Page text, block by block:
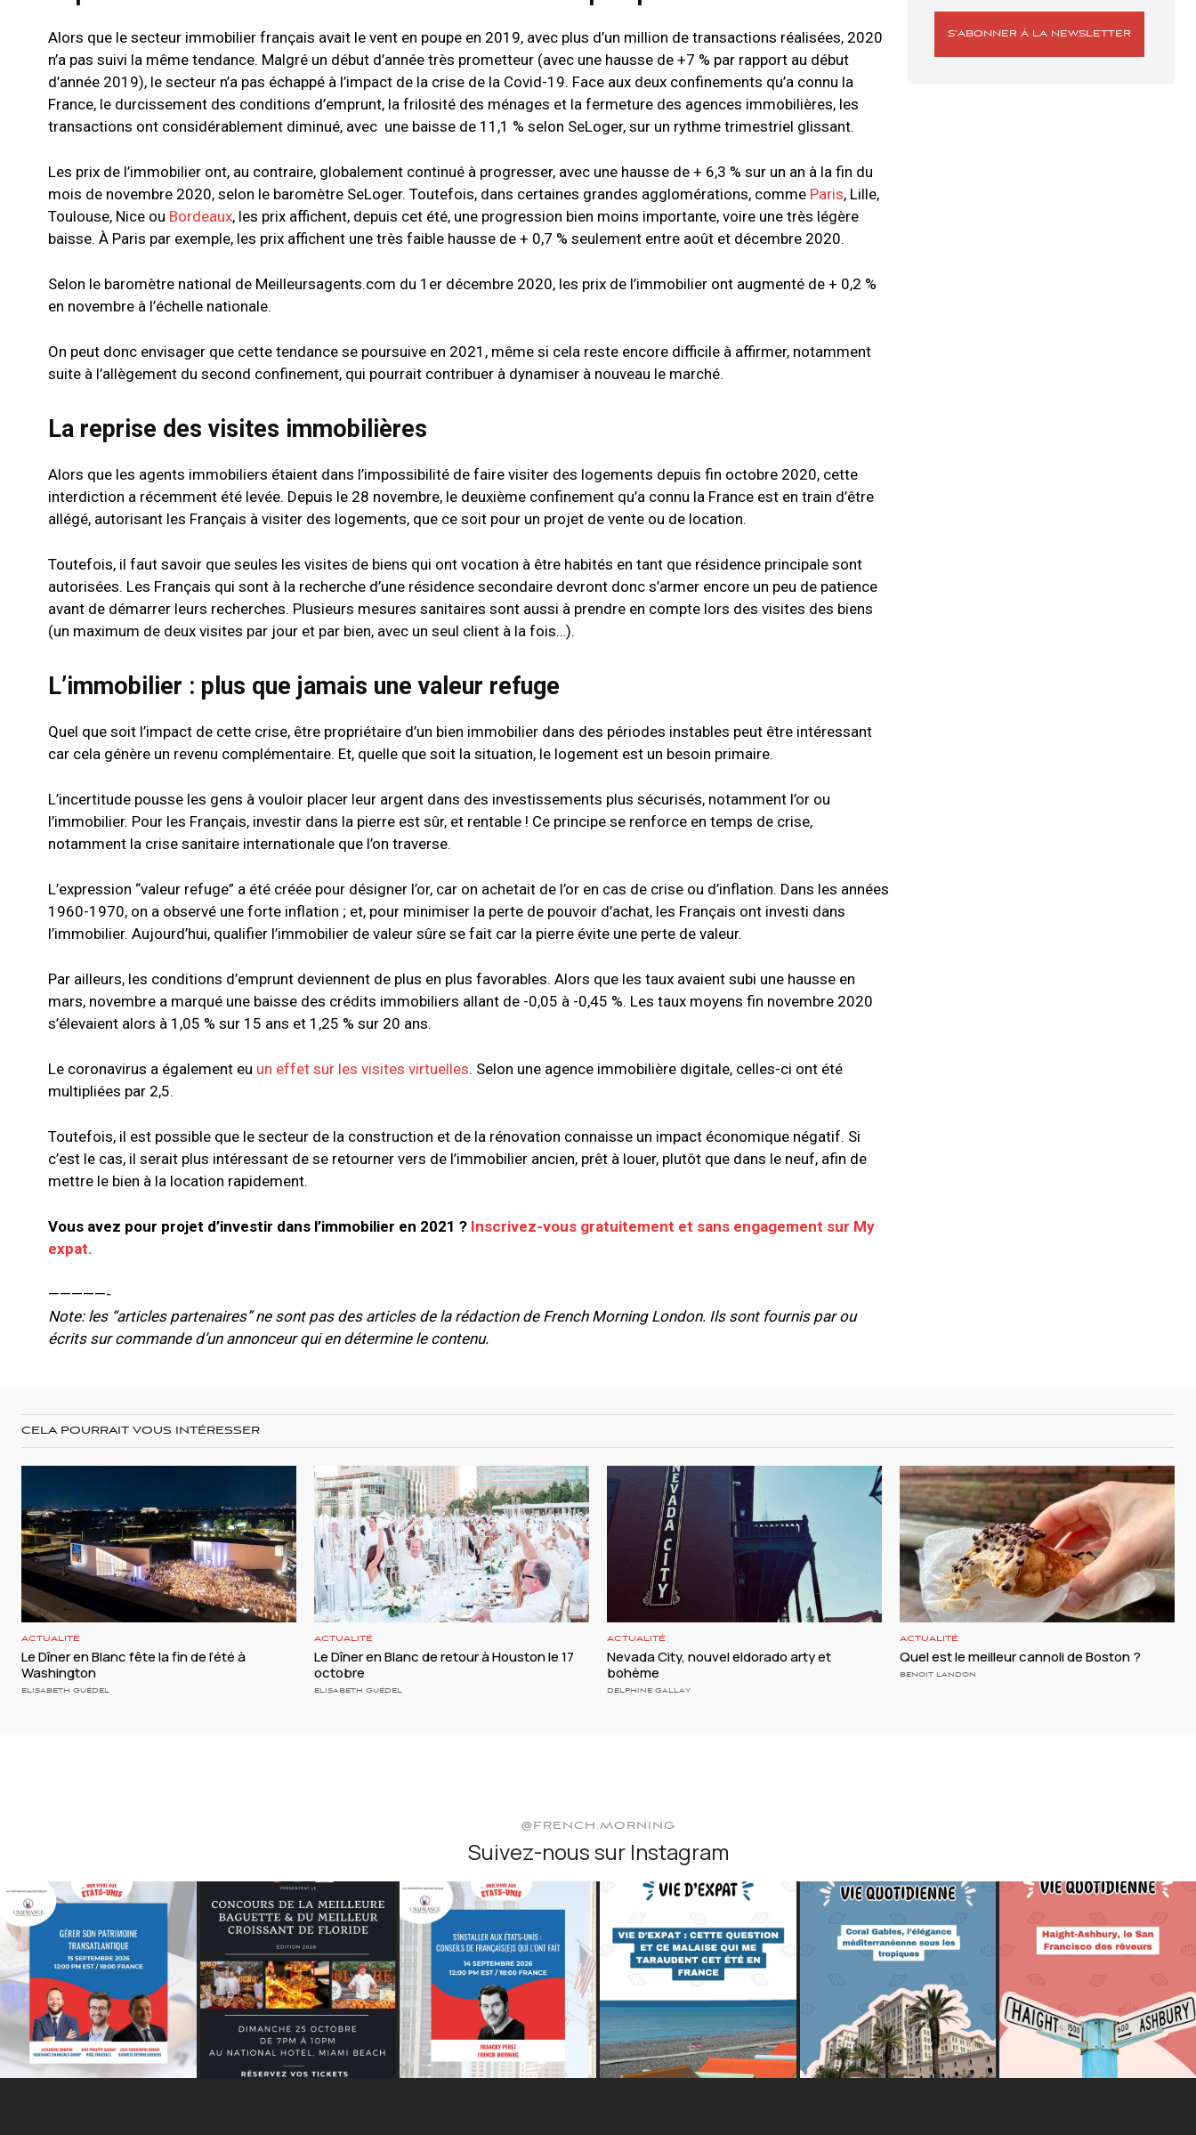
Alors que le secteur immobilier français avait le vent en poupe en 2019, avec plus d’un million de transactions réalisées, 2020
n’a pas suivi la même tendance. Malgré un début d’année très prometteur (avec une hausse de +7 % par rapport au début
d’année 2019), le secteur n’a pas échappé à l’impact de la crise de la Covid-19. Face aux deux confinements qu’a connu la
France, le durcissement des conditions d’emprunt, la frilosité des ménages et la fermeture des agences immobilières, les
transactions ont considérablement diminué, avec une baisse de 11,1 % selon SeLoger, sur un rythme trimestriel glissant.
Les prix de l’immobilier ont, au contraire, globalement continué à progresser, avec une hausse de + 6,3 % sur un an à la fin du
mois de novembre 2020, selon le baromètre SeLoger. Toutefois, dans certaines grandes agglomérations, comme Paris, Lille,
Toulouse, Nice ou Bordeaux, les prix affichent, depuis cet été, une progression bien moins importante, voire une très légère
baisse. À Paris par exemple, les prix affichent une très faible hausse de + 0,7 % seulement entre août et décembre 2020.
Selon le baromètre national de Meilleursagents.com du 1er décembre 2020, les prix de l’immobilier ont augmenté de + 0,2 %
en novembre à l’échelle nationale.
On peut donc envisager que cette tendance se poursuive en 2021, même si cela reste encore difficile à affirmer, notamment
suite à l’allègement du second confinement, qui pourrait contribuer à dynamiser à nouveau le marché.
La reprise des visites immobilières
Alors que les agents immobiliers étaient dans l’impossibilité de faire visiter des logements depuis fin octobre 2020, cette
interdiction a récemment été levée. Depuis le 28 novembre, le deuxième confinement qu’a connu la France est en train d’être
allégé, autorisant les Français à visiter des logements, que ce soit pour un projet de vente ou de location.
Toutefois, il faut savoir que seules les visites de biens qui ont vocation à être habités en tant que résidence principale sont
autorisées. Les Français qui sont à la recherche d’une résidence secondaire devront donc s’armer encore un peu de patience
avant de démarrer leurs recherches. Plusieurs mesures sanitaires sont aussi à prendre en compte lors des visites des biens
(un maximum de deux visites par jour et par bien, avec un seul client à la fois…).
L’immobilier : plus que jamais une valeur refuge
Quel que soit l’impact de cette crise, être propriétaire d’un bien immobilier dans des périodes instables peut être intéressant
car cela génère un revenu complémentaire. Et, quelle que soit la situation, le logement est un besoin primaire.
L’incertitude pousse les gens à vouloir placer leur argent dans des investissements plus sécurisés, notamment l’or ou
l’immobilier. Pour les Français, investir dans la pierre est sûr, et rentable ! Ce principe se renforce en temps de crise,
notamment la crise sanitaire internationale que l’on traverse.
L’expression “valeur refuge” a été créée pour désigner l’or, car on achetait de l’or en cas de crise ou d’inflation. Dans les années
1960-1970, on a observé une forte inflation ; et, pour minimiser la perte de pouvoir d’achat, les Français ont investi dans
l’immobilier. Aujourd’hui, qualifier l’immobilier de valeur sûre se fait car la pierre évite une perte de valeur.
Par ailleurs, les conditions d’emprunt deviennent de plus en plus favorables. Alors que les taux avaient subi une hausse en
mars, novembre a marqué une baisse des crédits immobiliers allant de -0,05 à -0,45 %. Les taux moyens fin novembre 2020
s’élevaient alors à 1,05 % sur 15 ans et 1,25 % sur 20 ans.
Le coronavirus a également eu un effet sur les visites virtuelles. Selon une agence immobilière digitale, celles-ci ont été
multipliées par 2,5.
Toutefois, il est possible que le secteur de la construction et de la rénovation connaisse un impact économique négatif. Si
c’est le cas, il serait plus intéressant de se retourner vers de l’immobilier ancien, prêt à louer, plutôt que dans le neuf, afin de
mettre le bien à la location rapidement.
Vous avez pour projet d’investir dans l’immobilier en 2021 ? Inscrivez-vous gratuitement et sans engagement sur My
expat.
—————-
Note: les “articles partenaires” ne sont pas des articles de la rédaction de French Morning London. Ils sont fournis par ou
écrits sur commande d’un annonceur qui en détermine le contenu.
S’ABONNER À LA NEWSLETTER
CELA POURRAIT VOUS INTÉRESSER
ACTUALITÉ
Le Dîner en Blanc fête la fin de l’été à
Washington
ELISABETH GUÉDEL
ACTUALITÉ
Le Dîner en Blanc de retour à Houston le 17
octobre
ELISABETH GUÉDEL
ACTUALITÉ
Nevada City, nouvel eldorado arty et
bohème
DELPHINE GALLAY
ACTUALITÉ
Quel est le meilleur cannoli de Boston ?
BENOIT LANDON
@FRENCH.MORNING
Suivez-nous sur Instagram